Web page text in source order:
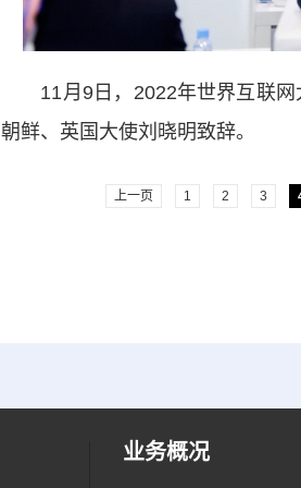
11月9日，2022年世界互联网
朝鲜、英国大使刘晓明致辞。
上一页 1 2 3
业务概况